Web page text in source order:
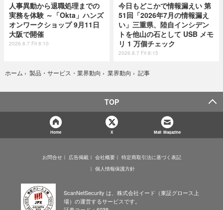
人事異動から退職処理までの
実務を体験 ～「Okta」ハンズ
オンワークショップ 9月11日
大阪で開催
2026.8.7 Fri 8:10
今日もどこかで情報漏えい 第
51回「2026年7月の情報漏え
い」三重県、陸自インシデン
トを他山の石として USB メモ
リ 1 万個チェック
2026.8.7 Fri 8:15
ホーム › 製品・サービス・業界動向 › 業界動向 › 記事
TOP
Home X Mail Magazine
お問合せ 広告掲載 会社概要
特定商取引法に基づく表記
個人情報保護方針
ScanNetSecurity は、株式会社イード（東証グロース上
場）の運営するサービスです。